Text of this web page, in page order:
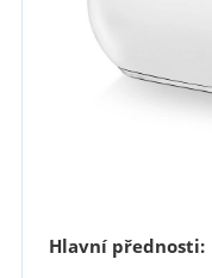
Hlavní přednosti: